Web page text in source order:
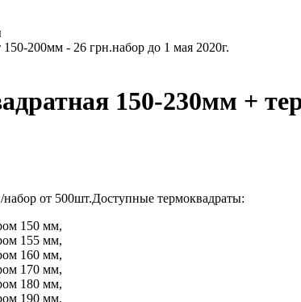
150-230мм +
от 500шт.Доступные термоквадраты:
150 мм,
155 мм,
160 мм,
170 мм,
180 мм,
190 мм,